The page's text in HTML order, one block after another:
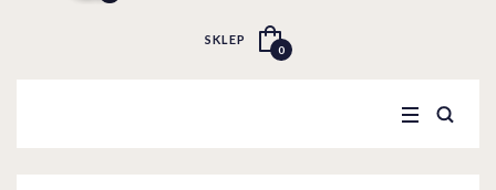
SKLEP
0